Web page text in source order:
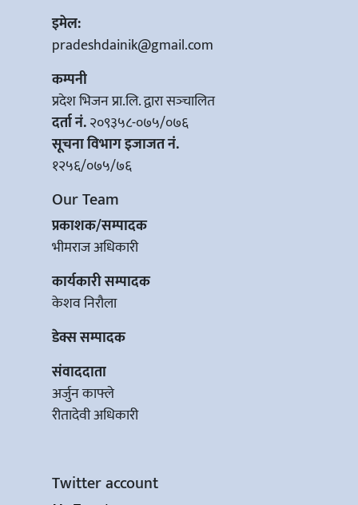
इमेल:
pradeshdainik@gmail.com
कम्पनी
प्रदेश भिजन प्रा.लि. द्वारा सञ्‍चालित
दर्ता नं.२०९३५८-०७५/०७६
सूचना विभाग इजाजत नं.
१२५६/०७५/७६
Our Team
प्रकाशक/सम्पादक
भीमराज अधिकारी
कार्यकारी सम्पादक
केशव निरौला
डेक्स सम्पादक
संवाददाता
अर्जुन काफ्ले
रीतादेवी अधिकारी
Twitter account